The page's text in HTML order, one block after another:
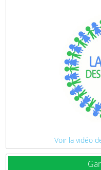
Voir la vidéo